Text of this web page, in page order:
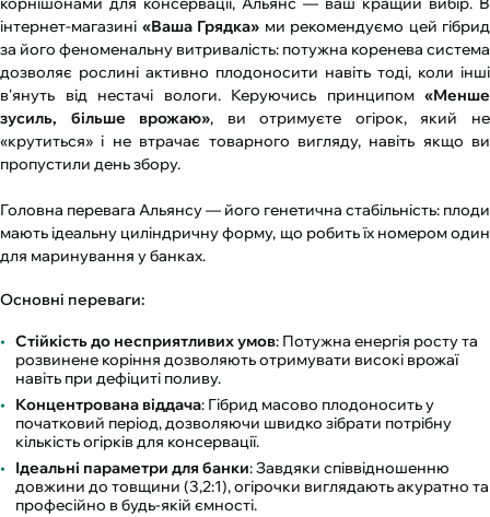
інтернет-магазині «Ваша Грядка» ми рекомендуємо цей гібрид
за його феноменальну витривалість: потужна коренева система
дозволяє рослині активно плодоносити навіть тоді, коли інші
в'януть від нестачі вологи. Керуючись принципом «Менше
зусиль, більше врожаю», ви отримуєте огірок, який не
«крутиться» і не втрачає товарного вигляду, навіть якщо ви
пропустили день збору.
Головна перевага Альянсу — його генетична стабільність: плоди
мають ідеальну циліндричну форму, що робить їх номером один
для маринування у банках.
Основні переваги:
Стійкість до несприятливих умов: Потужна енергія росту та
розвинене коріння дозволяють отримувати високі врожаї
навіть при дефіциті поливу.
Концентрована віддача: Гібрид масово плодоносить у
початковий період, дозволяючи швидко зібрати потрібну
кількість огірків для консервації.
Ідеальні параметри для банки: Завдяки співвідношенню
довжини до товщини (3,2:1), огірочки виглядають акуратно та
професійно в будь-якій ємності.